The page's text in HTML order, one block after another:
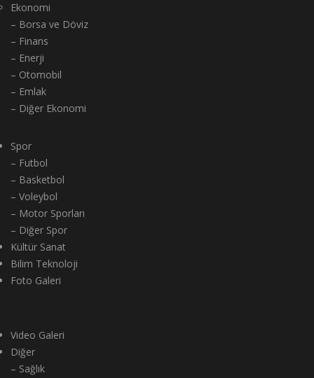
Ekonomi
– Borsa ve Döviz
– Finans
– Enerji
– Otomobil
– Emlak
– Diğer Ekonomi
Spor
– Futbol
– Basketbol
– Voleybol
– Motor Sporları
– Diğer Spor
Kültür Sanat
Bilim Teknoloji
Foto Galeri
Video Galeri
Diğer
– Sağlık